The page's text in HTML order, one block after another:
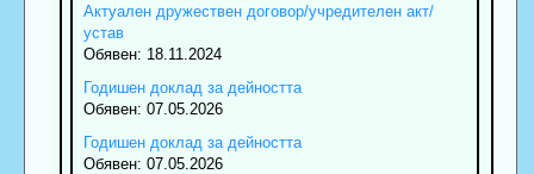
Актуален дружествен договор/учредителен акт/
устав
Обявен: 18.11.2024
Годишен доклад за дейността
Обявен: 07.05.2026
Годишен доклад за дейността
Обявен: 07.05.2026